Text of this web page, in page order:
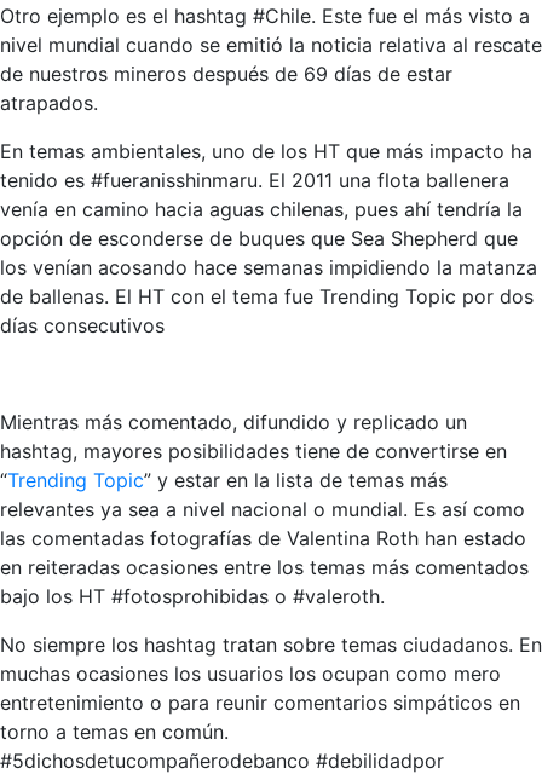
Otro ejemplo es el hashtag #Chile. Este fue el más visto a
nivel mundial cuando se emitió la noticia relativa al rescate
de nuestros mineros después de 69 días de estar
atrapados.
En temas ambientales, uno de los HT que más impacto ha
tenido es #fueranisshinmaru. El 2011 una flota ballenera
venía en camino hacia aguas chilenas, pues ahí tendría la
opción de esconderse de buques que Sea Shepherd que
los venían acosando hace semanas impidiendo la matanza
de ballenas. El HT con el tema fue Trending Topic por dos
días consecutivos
Mientras más comentado, difundido y replicado un
hashtag, mayores posibilidades tiene de convertirse en
“Trending Topic” y estar en la lista de temas más
relevantes ya sea a nivel nacional o mundial. Es así como
las comentadas fotografías de Valentina Roth han estado
en reiteradas ocasiones entre los temas más comentados
bajo los HT #fotosprohibidas o #valeroth.
No siempre los hashtag tratan sobre temas ciudadanos. En
muchas ocasiones los usuarios los ocupan como mero
entretenimiento o para reunir comentarios simpáticos en
torno a temas en común.
#5dichosdetucompañerodebanco #debilidadpor